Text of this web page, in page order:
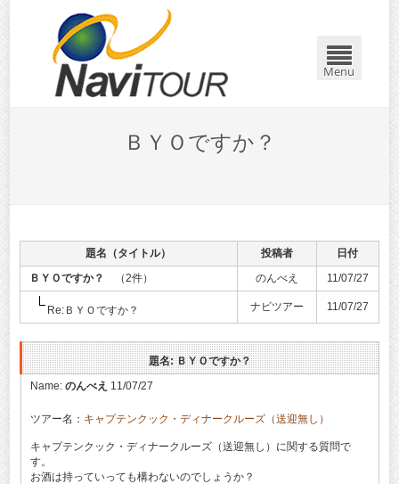
Menu
ＢＹＯですか？
題名（タイトル） 投稿者
日付
ＢＹＯですか？
（2件） のんべえ 11/07/27
Re:ＢＹＯですか？ ナビツアー 11/07/27
題名: ＢＹＯですか？
Name: のんべえ 11/07/27
ツアー名： キャプテンクック・ディナークルーズ（送迎無し）
キャプテンクック・ディナークルーズ（送迎無し）に関する質問で
す。
お酒は持っていっても構わないのでしょうか？